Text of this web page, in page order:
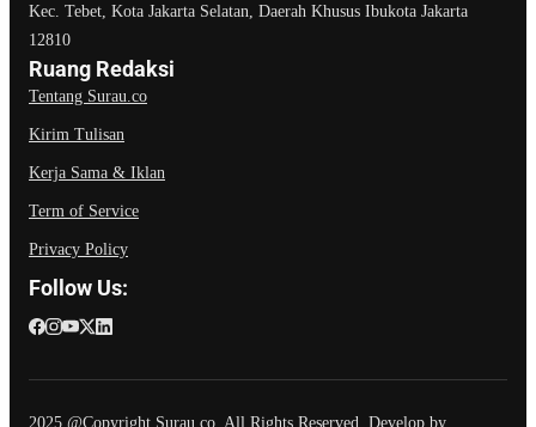
Kec. Tebet, Kota Jakarta Selatan, Daerah Khusus Ibukota Jakarta
12810
Ruang Redaksi
Tentang Surau.co
Kirim Tulisan
Kerja Sama & Iklan
Term of Service
Privacy Policy
Follow Us:
2025 @Copyright Surau.co. All Rights Reserved. Develop by